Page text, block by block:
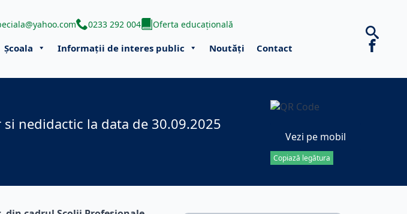
0233 292 004 Oferta educațională
Școala Informații de interes public Noutăți Contact
nedidactic la data de 30.09.2025
Vezi pe mobil
Copiază legătura